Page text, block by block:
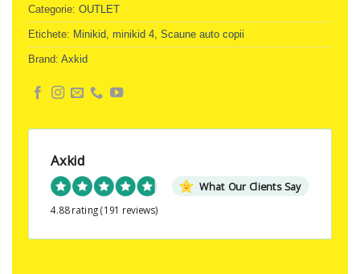
Categorie: OUTLET
Etichete: Minikid, minikid 4, Scaune auto copii
Brand: Axkid
Axkid
What Our Clients Say
4.88 rating (191 reviews)